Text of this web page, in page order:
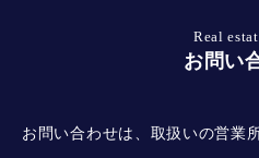
Real
お問い
お問い合わせは、取扱いの営業